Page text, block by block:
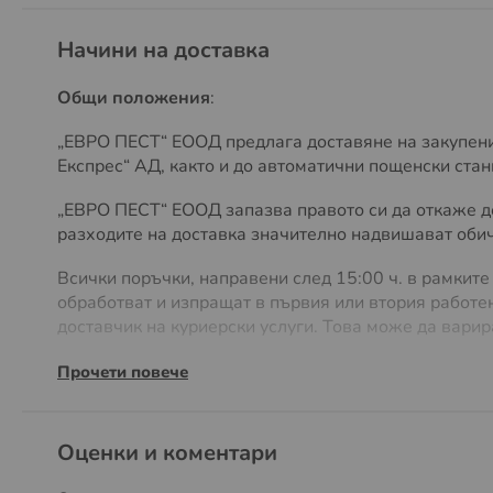
Градини и тревни площи
Цветни лехи
Алеи и пътеки
Тераси
Басейни
Къмпинги
Складове и стопански постройки
Огради и живи плетове
Места за съхранение на дърва
Начини на доставка
Общи положения:
„ЕВРО ПЕСТ“ ЕООД предлага доставяне на
Експрес“ АД, както и до автоматични пощенски
„ЕВРО ПЕСТ“ ЕООД запазва правото си да откаже
разходите на доставка значително надвишават
Всички поръчки, направени след 15:00 ч. в
обработват и изпращат в първия или втория
доставчик на куриерски услуги. Това може да
Всеки клиент на електронния магазин
„ЕВРО ПЕСТ“ ЕООД запазва правото си да поиска
разходи ще бъдат уточнени, в зависимост от
Прочети повече
Оценки и коментари